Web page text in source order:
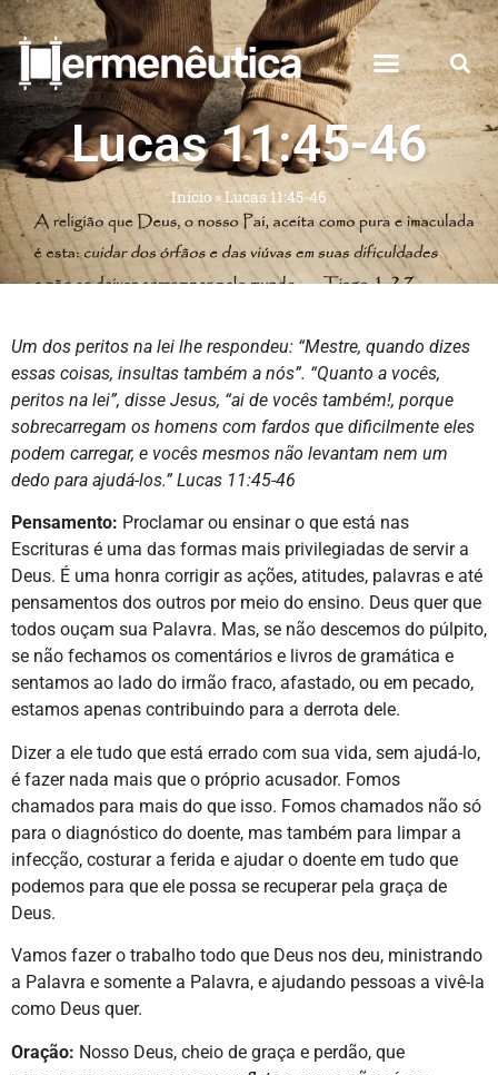
Lucas 11:45-46
Início »Lucas 11:45-46
Um dos peritos na lei lhe respondeu: “Mestre, quando dizes
essas coisas, insultas também a nós”. “Quanto a vocês,
peritos na lei”, disse Jesus, “ai de vocês também!, porque
sobrecarregam os homens com fardos que dificilmente eles
podem carregar, e vocês mesmos não levantam nem um
dedo para ajudá-los.”Lucas 11:45-46
Pensamento: Proclamar ou ensinar o que está nas
Escrituras é uma das formas mais privilegiadas de servir a
Deus. É uma honra corrigir as ações, atitudes, palavras e até
pensamentos dos outros por meio do ensino. Deus quer que
todos ouçam sua Palavra. Mas, se não descemos do púlpito,
se não fechamos os comentários e livros de gramática e
sentamos ao lado do irmão fraco, afastado, ou em pecado,
estamos apenas contribuindo para a derrota dele.
Dizer a ele tudo que está errado com sua vida, sem ajudá-lo,
é fazer nada mais que o próprio acusador. Fomos
chamados para mais do que isso. Fomos chamados não só
para o diagnóstico do doente, mas também para limpar a
infecção, costurar a ferida e ajudar o doente em tudo que
podemos para que ele possa se recuperar pela graça de
Deus.
Vamos fazer o trabalho todo que Deus nos deu, ministrando
a Palavra e somente a Palavra, e ajudando pessoas a vivê-la
como Deus quer.
Oração: Nosso Deus, cheio de graça e perdão, que